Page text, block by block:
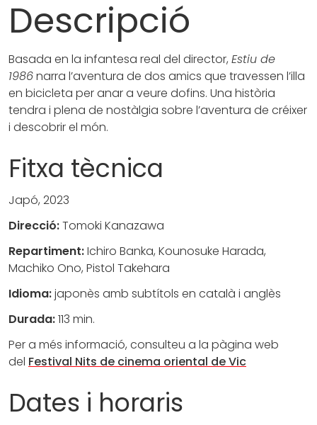
Descripció
Basada en la infantesa real del director, Estiu de
1986narra l’aventura de dos amics que travessen l’illa
en bicicleta per anar a veure dofins. Una història
tendra i plena de nostàlgia sobre l’aventura de créixer
i descobrir el món.
Fitxa tècnica
Japó, 2023
Direcció:Tomoki Kanazawa
Repartiment:Ichiro Banka, Kounosuke Harada,
Machiko Ono, Pistol Takehara
Idioma:japonès amb subtítols en català i anglès
Durada:113 min.
Per a més informació, consulteu a la pàgina web
del Festival Nits de cinema oriental de Vic
Dates i horaris